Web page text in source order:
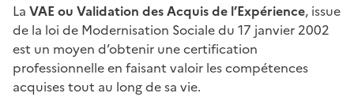
La VAE ou Validation des Acquis de l’Expérience, issue
de la loi de Modernisation Sociale du 17 janvier 2002
est un moyen d’obtenir une certification
professionnelle en faisant valoir les compétences
acquises tout au long de sa vie.